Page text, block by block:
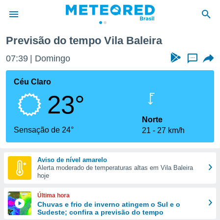
da
fornecidas
a este
das
e
forma
digital
Previsão do tempo Vila Baleira
07:39 Domingo ...
Céu Claro
23°
Sensação de 24°
Norte
21
27 km/h
Aviso de nível amarelo
Alerta moderado de temperaturas altas em Vila Baleira
hoje
Última hora
Chuvas e frio de inverno atingem o Sul e o
Sudeste; confira a previsão do tempo